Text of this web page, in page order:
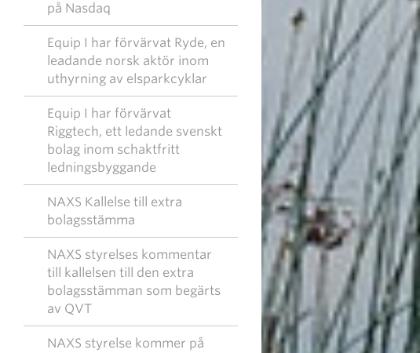
på Nasdaq
Equip I har förvärvat Ryde, en
leadande norsk aktör inom
uthyrning av elsparkcyklar
Equip I har förvärvat
Riggtech, ett ledande svenskt
bolag inom schaktfritt
ledningsbyggande
NAXS Kallelse till extra
bolagsstämma
NAXS styrelses kommentar
till kallelsen till den extra
bolagsstämman som begärts
av QVT
NAXS styrelse kommer på